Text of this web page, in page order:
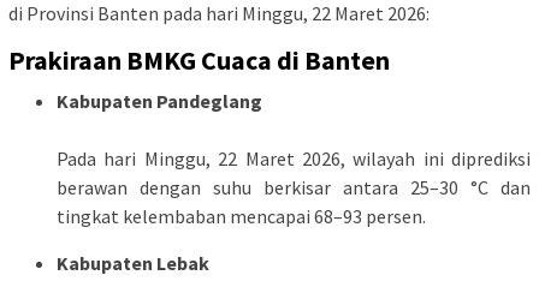
di Provinsi Banten pada hari Minggu, 22 Maret 2026:
Prakiraan BMKG Cuaca di Banten
Kabupaten Pandeglang
Pada hari Minggu, 22 Maret 2026, wilayah ini diprediksi
berawan dengan suhu berkisar antara 25–30 °C dan
tingkat kelembaban mencapai 68–93 persen.
Kabupaten Lebak